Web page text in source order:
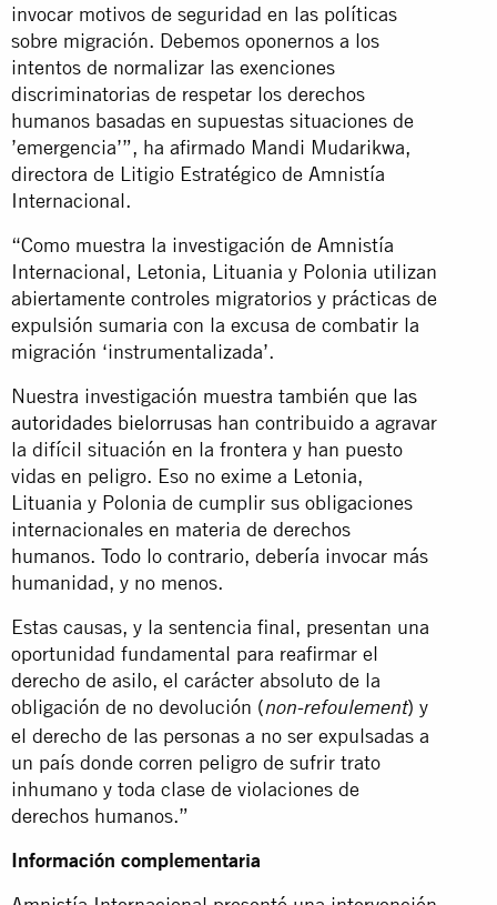
invocar motivos de seguridad en las políticas
sobre migración. Debemos oponernos a los
intentos de normalizar las exenciones
discriminatorias de respetar los derechos
humanos basadas en supuestas situaciones de
’emergencia’”, ha afirmado Mandi Mudarikwa,
directora de Litigio Estratégico de Amnistía
Internacional.
“Como muestra la investigación de Amnistía
Internacional, Letonia, Lituania y Polonia utilizan
abiertamente controles migratorios y prácticas de
expulsión sumaria con la excusa de combatir la
migración ‘instrumentalizada’.
Nuestra investigación muestra también que las
autoridades bielorrusas han contribuido a agravar
la difícil situación en la frontera y han puesto
vidas en peligro. Eso no exime a Letonia,
Lituania y Polonia de cumplir sus obligaciones
internacionales en materia de derechos
humanos. Todo lo contrario, debería invocar más
humanidad, y no menos.
Estas causas, y la sentencia final, presentan una
oportunidad fundamental para reafirmar el
derecho de asilo, el carácter absoluto de la
obligación de no devolución (non-refoulement) y
el derecho de las personas a no ser expulsadas a
un país donde corren peligro de sufrir trato
inhumano y toda clase de violaciones de
derechos humanos.”
Información complementaria